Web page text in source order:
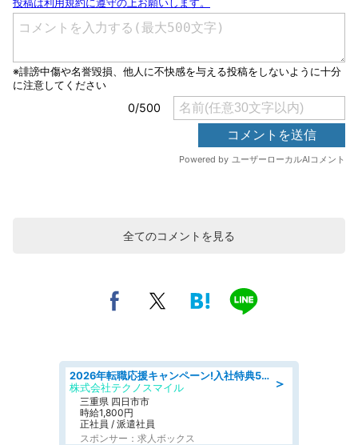
全てのコメントを見る
＞
2026年転職応援キャンペーン!入社特典58万円/デンソーで働こう!自動車工場で小型部品の検査業務 denso aichi
株式会社テクノスマイル
三重県 四日市市
時給1,800円
正社員 / 派遣社員
スポンサー：求人ボックス